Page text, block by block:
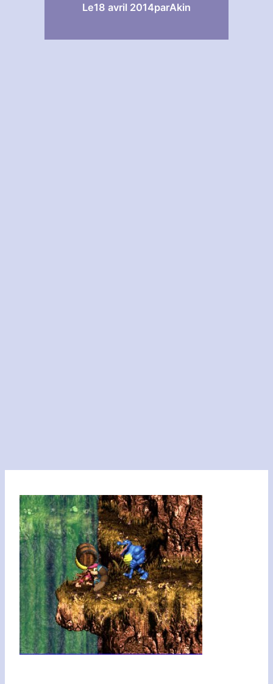
Le18 avril 2014parAkin